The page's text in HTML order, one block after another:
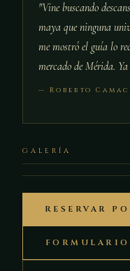
"Vine buscando
maya que ninguna
me mostró el guía lo
mercado de Mérida.
— Roberto
GALERÍA
RESERVAR
FORMULARIO